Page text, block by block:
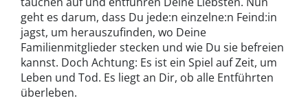
geht es darum, dass Du jede:n einzelne:n Feind:in
jagst, um herauszufinden, wo Deine
Familienmitglieder stecken und wie Du sie befreien
kannst. Doch Achtung: Es ist ein Spiel auf Zeit, um
Leben und Tod. Es liegt an Dir, ob alle Entführten
überleben.